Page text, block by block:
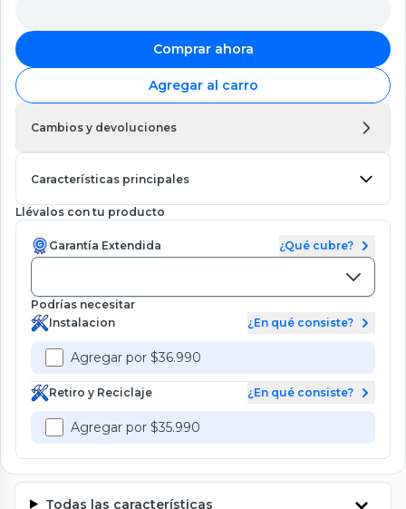
Comprar ahora
Agregar al carro
Cambios y devoluciones
Características principales
Llévalos con tu producto
Garantía Extendida ¿Qué cubre?
Podrías necesitar
Instalacion
¿En qué consiste?
Agregar por $36.990
Retiro y Reciclaje ¿En qué consiste?
Agregar por $35.990
Todas las características